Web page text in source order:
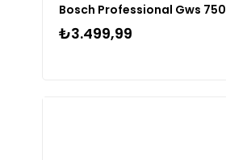
Bosch Professional Gws 750
₺3.499,99